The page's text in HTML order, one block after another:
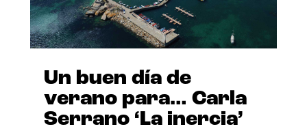
Un buen día de
verano para… Carla
Serrano ‘La inercia’